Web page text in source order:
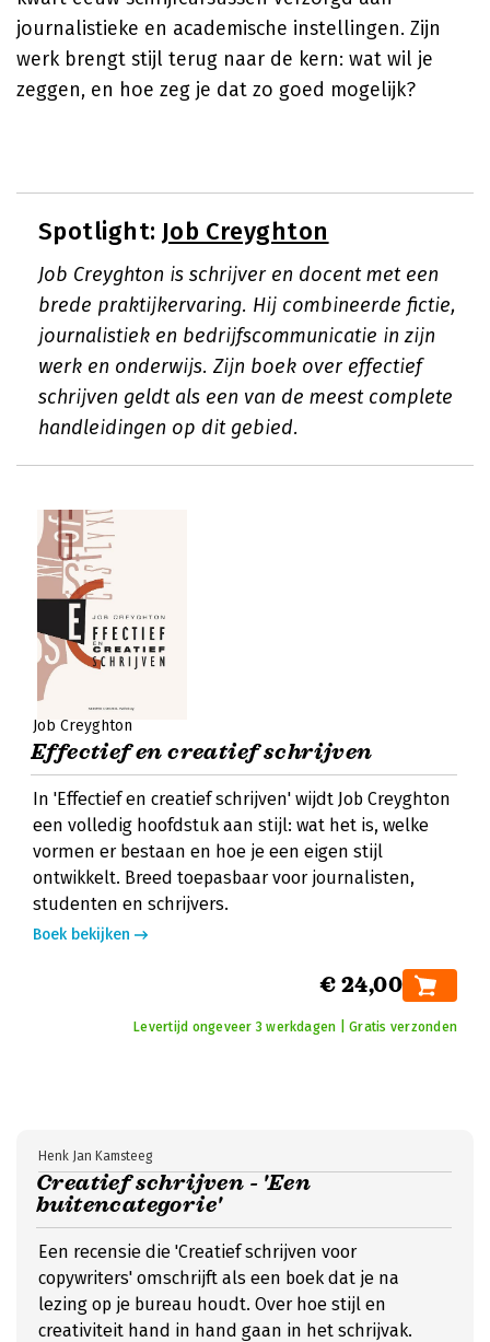
journalistieke en academische instellingen. Zijn
werk brengt stijl terug naar de kern: wat wil je
zeggen, en hoe zeg je dat zo goed mogelijk?
Spotlight: Job Creyghton
Job Creyghton is schrijver en docent met een
brede praktijkervaring. Hij combineerde fictie,
journalistiek en bedrijfscommunicatie in zijn
werk en onderwijs. Zijn boek over effectief
schrijven geldt als een van de meest complete
handleidingen op dit gebied.
Job Creyghton
Effectief en creatief schrijven
In 'Effectief en creatief schrijven' wijdt Job Creyghton
een volledig hoofdstuk aan stijl: wat het is, welke
vormen er bestaan en hoe je een eigen stijl
ontwikkelt. Breed toepasbaar voor journalisten,
studenten en schrijvers.
Boek bekijken
€ 24,00
Levertijd ongeveer 3 werkdagen | Gratis verzonden
Creatief schrijven - 'Een
buitencategorie'
Henk Jan Kamsteeg
Een recensie die 'Creatief schrijven voor
copywriters' omschrijft als een boek dat je na
lezing op je bureau houdt. Over hoe stijl en
creativiteit hand in hand gaan in het schrijvak.